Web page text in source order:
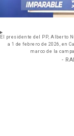
El presidente del PP, Alberto
a 1 de febrero de 2026, en
marco de la
-